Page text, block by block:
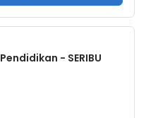
- SERIBU